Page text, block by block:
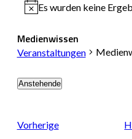
Hinweis
Es wurden keine
Medienwissen
Veranstaltungen
Anstehende
VorherigeVeranstaltungen